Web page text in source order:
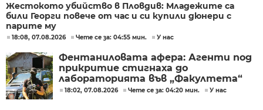
Жестокото убийство в Пловдив: Младежите са
били Георги повече от час и си купили дюнери с
парите му
18:08, 07.08.2026 Чете се за: 04:55 мин. У нас
Фентаниловата афера: Агенти под
прикритие стигнаха до
лабораторията във „Факултета“
18:02, 07.08.2026 Чете се за: 04:20 мин. У нас